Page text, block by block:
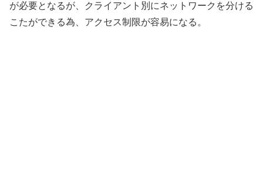
が必要となるが、クライアント別にネットワークを分ける
こたができる為、アクセス制限が容易になる。